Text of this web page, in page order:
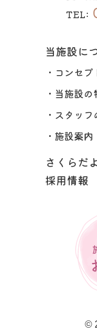
TEL:
当施設に
・コンセプ
・当施設の
・スタッ
・施設案内
さくらだ
採用情報
©